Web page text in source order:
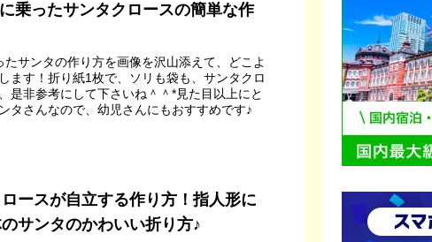
乗ったサンタクロースの簡単な作
サンタの作り方を画像を沢山添えて、どこよ
ます！折り紙1枚で、ソリも袋も、サンタクロ
是非参考にして下さいね＾＾*見た目以上にと
タさんなので、幼児さんにもおすすめです♪
ースが自立する作り方！指人形に
サンタのかわいい折り方♪